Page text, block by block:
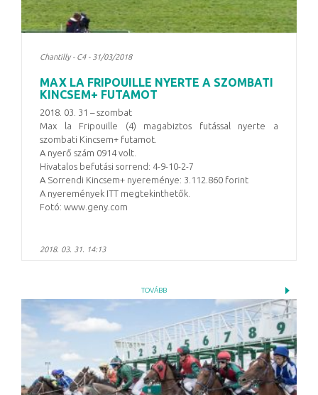
Chantilly - C4 - 31/03/2018
MAX LA FRIPOUILLE NYERTE A SZOMBATI
KINCSEM+ FUTAMOT
2018. 03. 31 – szombat
Max la Fripouille (4) magabiztos futással nyerte a
szombati Kincsem+ futamot.
A nyerő szám 0914 volt.
Hivatalos befutási sorrend: 4-9-10-2-7
A Sorrendi Kincsem+ nyereménye: 3.112.860 forint
A nyeremények ITT megtekinthetők.
Fotó: www.geny.com
2018. 03. 31. 14:13
TOVÁBB